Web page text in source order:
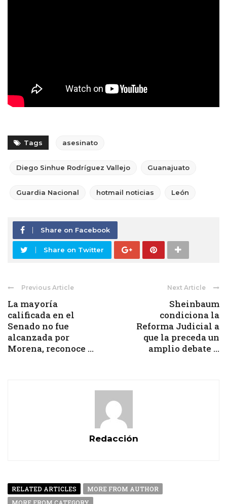
Tags asesinato
Diego Sinhue Rodríguez Vallejo Guanajuato
Guardia Nacional hotmail noticias León
Share on Facebook
Share on Twitter
Previous Article
La mayoría
calificada en el
Senado no fue
alcanzada por
Morena, reconoce ...
Next Article
Sheinbaum
condiciona la
Reforma Judicial a
que la preceda un
amplio debate ...
Redacción
RELATED ARTICLES
MORE FROM AUTHOR